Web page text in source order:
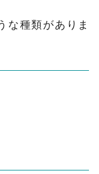
な種類がありま